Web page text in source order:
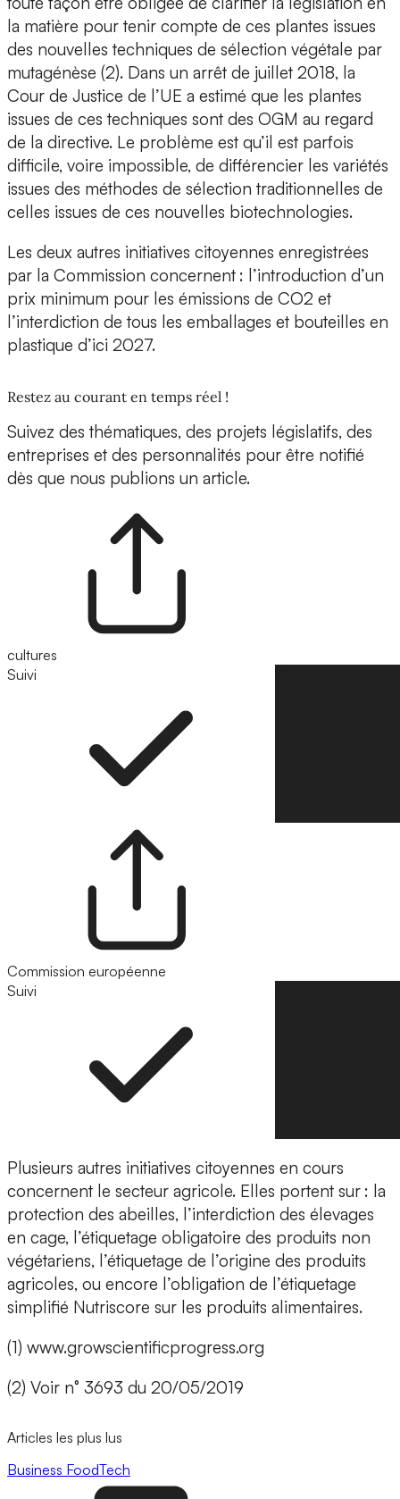
la matière pour tenir compte de ces plantes issues
des nouvelles techniques de sélection végétale par
mutagénèse (2). Dans un arrêt de juillet 2018, la
Cour de Justice de l’UE a estimé que les plantes
issues de ces techniques sont des OGM au regard
de la directive. Le problème est qu’il est parfois
difficile, voire impossible, de différencier les variétés
issues des méthodes de sélection traditionnelles de
celles issues de ces nouvelles biotechnologies.
Les deux autres initiatives citoyennes enregistrées
par la Commission concernent : l’introduction d’un
prix minimum pour les émissions de CO2 et
l’interdiction de tous les emballages et bouteilles en
plastique d’ici 2027.
Restez au courant en temps réel !
Suivez des thématiques, des projets législatifs, des
entreprises et des personnalités pour être notifié
dès que nous publions un article.
cultures
Suivi
Commission européenne
Suivi
Plusieurs autres initiatives citoyennes en cours
concernent le secteur agricole. Elles portent sur : la
protection des abeilles, l’interdiction des élevages
en cage, l’étiquetage obligatoire des produits non
végétariens, l’étiquetage de l’origine des produits
agricoles, ou encore l’obligation de l’étiquetage
simplifié Nutriscore sur les produits alimentaires.
(1) www.growscientificprogress.org
(2) Voir n° 3693 du 20/05/2019
Articles les plus lus
Business FoodTech